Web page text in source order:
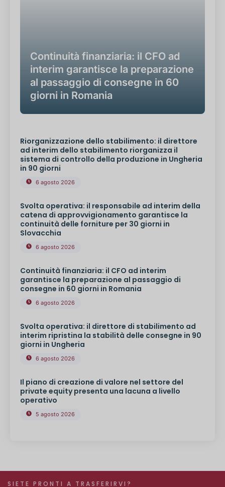
Continuità finanziaria: il CFO ad
interim garantisce la preparazione
al passaggio di consegne in 60
giorni in Romania
Riorganizzazione dello stabilimento: il direttore
ad interim dello stabilimento riorganizza il
sistema di controllo della produzione in Ungheria
in 90 giorni
6 agosto 2026
Svolta operativa: il responsabile ad interim della
catena di approvvigionamento garantisce la
continuità delle forniture per 30 giorni in
Slovacchia
6 agosto 2026
Continuità finanziaria: il CFO ad interim
garantisce la preparazione al passaggio di
consegne in 60 giorni in Romania
6 agosto 2026
Svolta operativa: il direttore di stabilimento ad
interim ripristina la stabilità delle consegne in 90
giorni in Ungheria
6 agosto 2026
Il piano di creazione di valore nel settore del
private equity presenta una lacuna a livello
operativo
5 agosto 2026
SIETE PRONTI A TRASFERIRVI?